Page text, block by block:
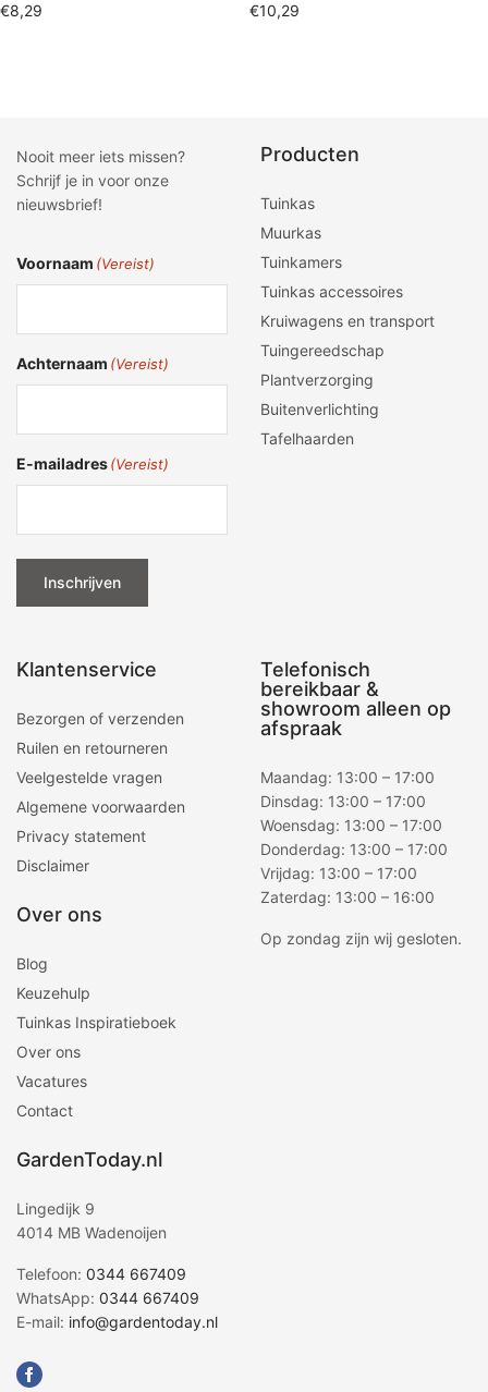
€8,29
€10,29
Nooit meer iets missen?
Schrijf je in voor onze
nieuwsbrief!
Voornaam (Vereist)
Achternaam (Vereist)
E-mailadres(Vereist)
Inschrijven
Producten
Tuinkas
Muurkas
Tuinkamers
Tuinkas accessoires
Kruiwagens en transport
Tuingereedschap
Plantverzorging
Buitenverlichting
Tafelhaarden
Klantenservice
Bezorgen of verzenden
Ruilen en retourneren
Veelgestelde vragen
Algemene voorwaarden
Privacy statement
Disclaimer
Over ons
Blog
Keuzehulp
Tuinkas Inspiratieboek
Over ons
Vacatures
Contact
Telefonisch
bereikbaar &
showroom alleen op
afspraak
Maandag: 13:00 – 17:00
Dinsdag: 13:00 – 17:00
Woensdag: 13:00 – 17:00
Donderdag: 13:00 – 17:00
Vrijdag: 13:00 – 17:00
Zaterdag: 13:00 – 16:00
Op zondag zijn wij gesloten.
GardenToday.nl
Lingedijk 9
4014 MB Wadenoijen
Telefoon:0344 667409
WhatsApp:0344 667409
E-mail: info@gardentoday.nl